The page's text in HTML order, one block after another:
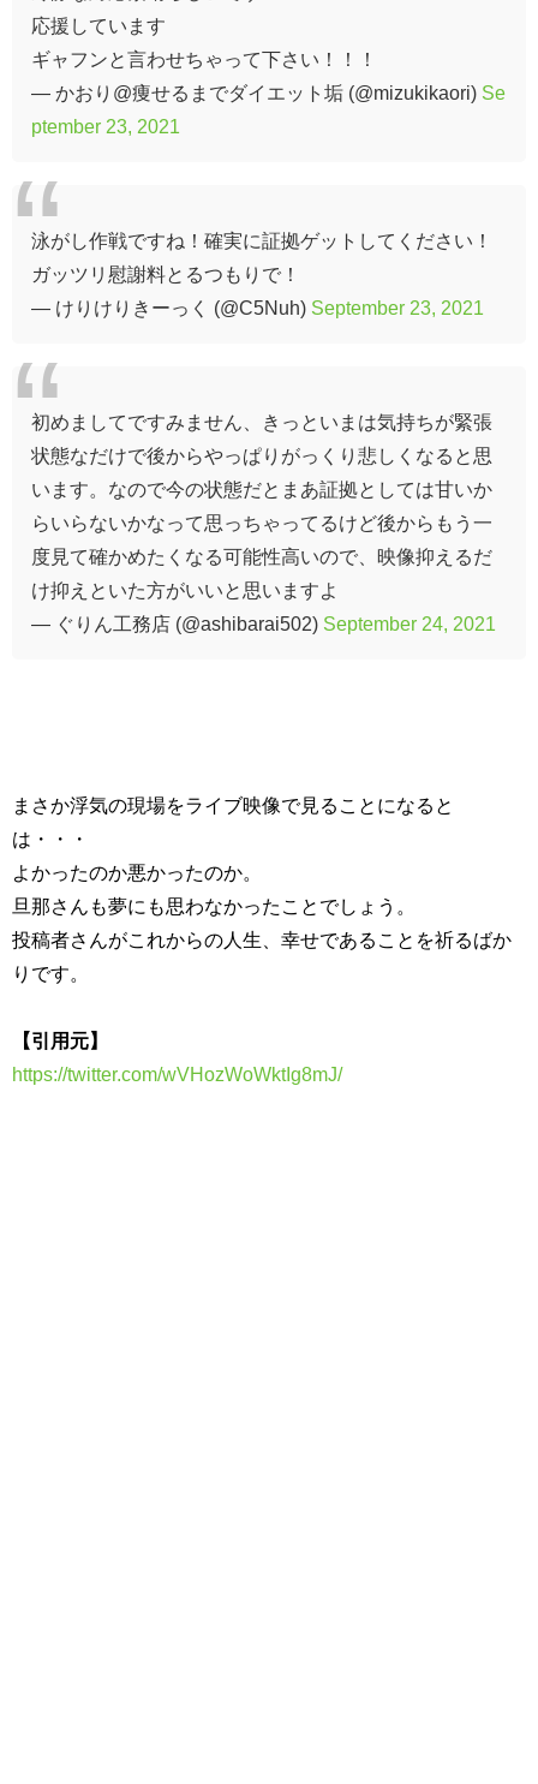
応援しています
ギャフンと言わせちゃって下さい！！！
— かおり@痩せるまでダイエット垢 (@mizukikaori) Se
ptember 23, 2021
泳がし作戦ですね！確実に証拠ゲットしてください！
ガッツリ慰謝料とるつもりで！
— けりけりきーっく (@C5Nuh) September 23, 2021
初めましてですみません、きっといまは気持ちが緊張
状態なだけで後からやっぱりがっくり悲しくなると思
います。なので今の状態だとまあ証拠としては甘いか
らいらないかなって思っちゃってるけど後からもう一
度見て確かめたくなる可能性高いので、映像抑えるだ
け抑えといた方がいいと思いますよ
— ぐりん工務店 (@ashibarai502) September 24, 2021
まさか浮気の現場をライブ映像で見ることになると
は・・・
よかったのか悪かったのか。
旦那さんも夢にも思わなかったことでしょう。
投稿者さんがこれからの人生、幸せであることを祈るばか
りです。
【引用元】
https://twitter.com/wVHozWoWktIg8mJ/